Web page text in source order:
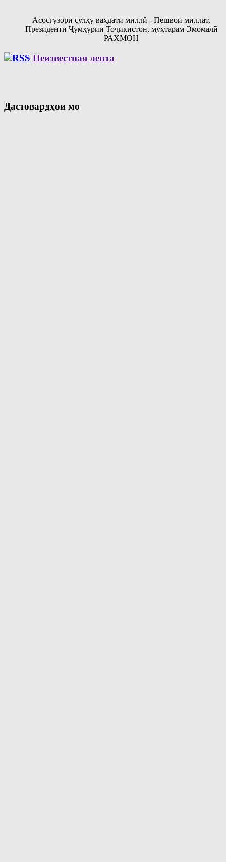
Асосгузори сулҳу ваҳдати миллӣ - Пешвои миллат,
Президенти Ҷумҳурии Тоҷикистон, муҳтарам Эмомалӣ
РАҲМОН
Неизвестная лента
Дастовардҳои мо